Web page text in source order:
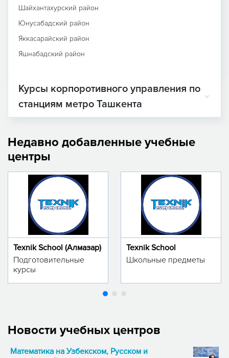
Шайхантахурский район
Юнусабадский район
Яккасарайский район
Яшнабадский район
Курсы корпоротивного управления по
станциям метро Ташкента
Недавно добавленные учебные
центры
Texnik School (Алмазар)
Подготовительные
курсы
Texnik School
Школьные предметы
Новости учебных центров
Математика на Узбекском, Русском и